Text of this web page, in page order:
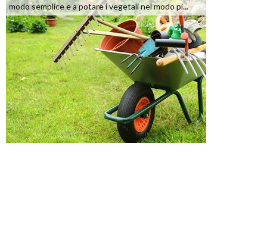
modo semplice e a potare i vegetali nel modo pi...